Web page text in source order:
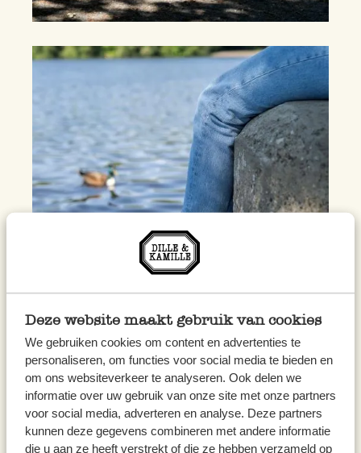
Deze website maakt gebruik van cookies
We gebruiken cookies om content en advertenties te
personaliseren, om functies voor social media te bieden en
om ons websiteverkeer te analyseren. Ook delen we
informatie over uw gebruik van onze site met onze partners
voor social media, adverteren en analyse. Deze partners
kunnen deze gegevens combineren met andere informatie
die u aan ze heeft verstrekt of die ze hebben verzameld op